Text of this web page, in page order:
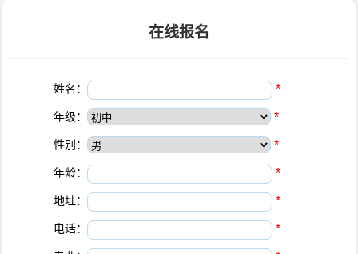
在线报名
姓名： *
年级： *
性别： *
年龄： *
地址： *
电话： *